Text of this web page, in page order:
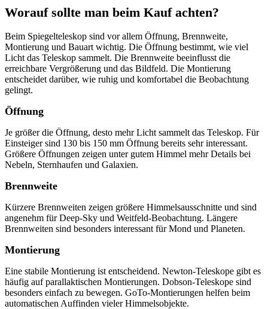
Worauf sollte man beim Kauf achten?
Beim Spiegelteleskop sind vor allem Öffnung, Brennweite,
Montierung und Bauart wichtig. Die Öffnung bestimmt, wie viel
Licht das Teleskop sammelt. Die Brennweite beeinflusst die
erreichbare Vergrößerung und das Bildfeld. Die Montierung
entscheidet darüber, wie ruhig und komfortabel die Beobachtung
gelingt.
Öffnung
Je größer die Öffnung, desto mehr Licht sammelt das Teleskop. Für
Einsteiger sind 130 bis 150 mm Öffnung bereits sehr interessant.
Größere Öffnungen zeigen unter gutem Himmel mehr Details bei
Nebeln, Sternhaufen und Galaxien.
Brennweite
Kürzere Brennweiten zeigen größere Himmelsausschnitte und sind
angenehm für Deep-Sky und Weitfeld-Beobachtung. Längere
Brennweiten sind besonders interessant für Mond und Planeten.
Montierung
Eine stabile Montierung ist entscheidend. Newton-Teleskope gibt es
häufig auf parallaktischen Montierungen. Dobson-Teleskope sind
besonders einfach zu bewegen. GoTo-Montierungen helfen beim
automatischen Auffinden vieler Himmelsobjekte.